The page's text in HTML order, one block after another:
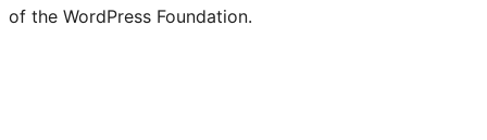
of the WordPress Foundation.